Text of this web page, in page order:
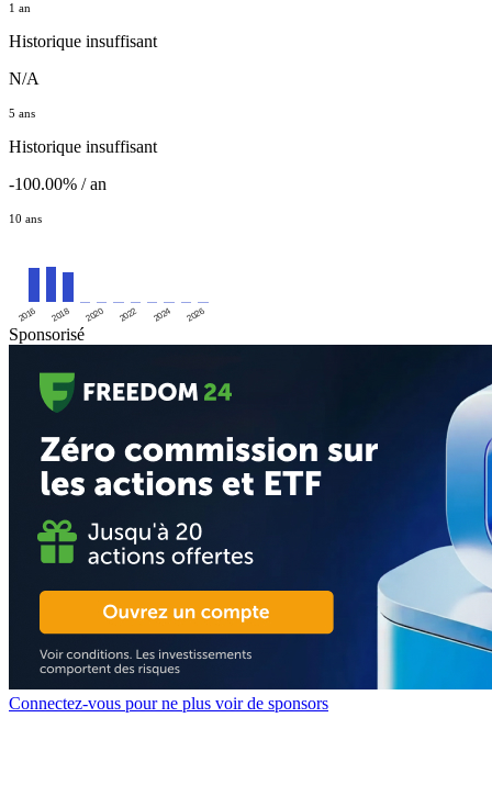
1 an
Historique insuffisant
N/A
5 ans
Historique insuffisant
-100.00% / an
10 ans
2016 2018 2020 2022 2024 2026
Sponsorisé
Connectez-vous pour ne plus voir de sponsors